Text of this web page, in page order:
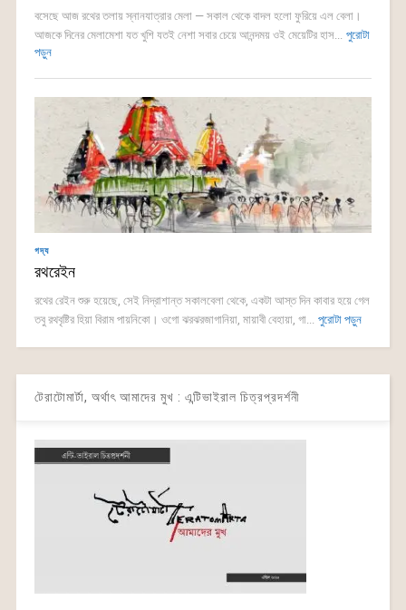
বসেছে আজ রথের তলায় স্নানযাত্রার মেলা — সকাল থেকে বাদল হলো ফুরিয়ে এল বেলা।
আজকে দিনের মেলামেশা যত খুশি যতই নেশা সবার চেয়ে আনন্দময় ওই মেয়েটির হাস... পুরোটা
পড়ুন
গদ্য
রথরেইন
রথের রেইন শুরু হয়েছে, সেই নিদ্রাশান্ত সকালবেলা থেকে, একটা আস্ত দিন কাবার হয়ে গেল
তবু রথবৃষ্টির হিয়া বিরাম পায়নিকো। ওগো ঝরঝরজাগানিয়া, মায়াবী বেহায়া, গা... পুরোটা পড়ুন
টেরাটোমার্টা, অর্থাৎ আমাদের মুখ : এন্টিভাইরাল চিত্রপ্রদর্শনী